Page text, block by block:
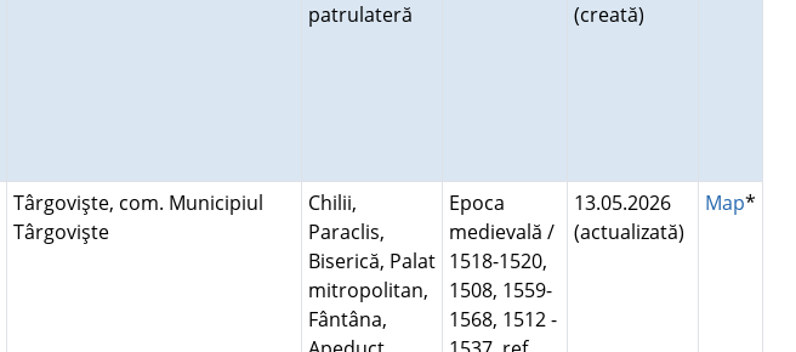
patrulateră
(creată)
Târgovişte, com. Municipiul
Târgovişte
Chilii,
Paraclis,
Biserică, Palat
mitropolitan,
Fântâna,
Epoca
medievală /
1518-1520,
1508, 1559-
1568, 1512 -
13.05.2026
(actualizată)
Map*